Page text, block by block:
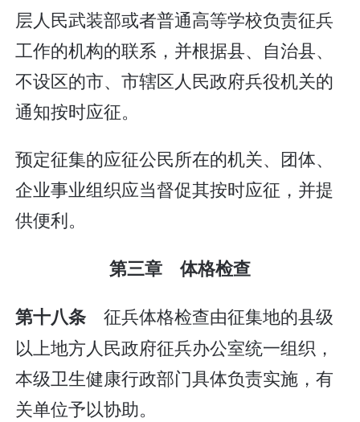
层人民武装部或者普通高等学校负责征兵
工作的机构的联系，并根据县、自治县、
不设区的市、市辖区人民政府兵役机关的
通知按时应征。
预定征集的应征公民所在的机关、团体、
企业事业组织应当督促其按时应征，并提
供便利。
第三章 体格检查
第十八条 征兵体格检查由征集地的县级
以上地方人民政府征兵办公室统一组织，
本级卫生健康行政部门具体负责实施，有
关单位予以协助。